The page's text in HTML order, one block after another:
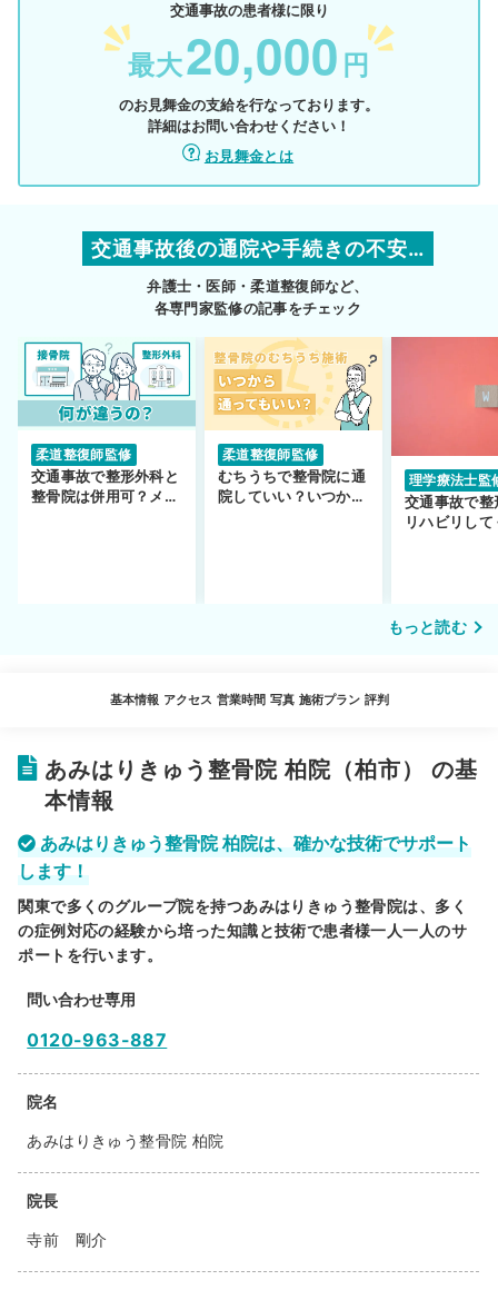
交通事故の患者様に限り
最大20,000 円
のお見舞金の支給を行なっております。
詳細はお問い合わせください！
お見舞金とは
交通事故後の通院や手続きの不安…
弁護士・医師・柔道整復師など、
各専門家監修の記事をチェック
柔道整復師監修
交通事故で整形外科と
整骨院は併用可？メリ
柔道整復師監修
むちうちで整骨院に通
院していい？いつから
理学療法士監
交通事故で整
リハビリして
もっと読む
基本情報 アクセス 営業時間 写真 施術プラン 評判
あみはりきゅう整骨院 柏院（柏市） の基
本情報
あみはりきゅう整骨院 柏院は、確かな技術でサポート
します！
関東で多くのグループ院を持つあみはりきゅう整骨院は、多く
の症例対応の経験から培った知識と技術で患者様一人一人のサ
ポートを行います。
問い合わせ専用
0120-963-887
院名
あみはりきゅう整骨院 柏院
院長
寺前 剛介